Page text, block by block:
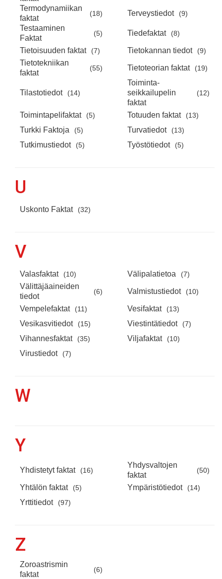
Termodynamiikan
faktat
(18) Terveystiedot (9)
Testaaminen
Faktat
(5) Tiedefaktat (8)
Tietoisuuden faktat (7) Tietokannan tiedot (9)
Tietotekniikan
faktat
(55) Tietoteorian faktat (19)
Tilastotiedot (14)
Toiminta-
seikkailupelin
faktat
(12)
Toimintapelifaktat (5) Totuuden faktat (13)
Turkki Faktoja (5) Turvatiedot (13)
Tutkimustiedot (5) Työstötiedot (5)
U
Uskonto Faktat (32)
V
Valasfaktat (10) Välipalatietoa (7)
Välittäjäaineiden
tiedot
(6) Valmistustiedot (10)
Vempelefaktat (11) Vesifaktat (13)
Vesikasvitiedot (15) Viestintätiedot (7)
Vihannesfaktat (35) Viljafaktat (10)
Virustiedot (7)
W
Y
Yhdistetyt faktat (16)
Yhdysvaltojen
faktat
(50)
Yhtälön faktat (5) Ympäristötiedot (14)
Yrttitiedot (97)
Z
Zoroastrismin
faktat
(6)